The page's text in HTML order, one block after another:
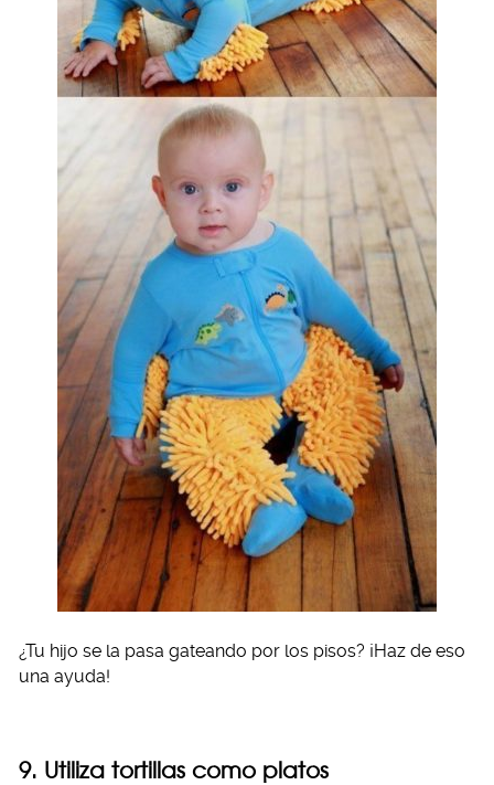
¿Tu hijo se la pasa gateando por los pisos? ¡Haz de eso
una ayuda!
9. Utiliza tortillas como platos